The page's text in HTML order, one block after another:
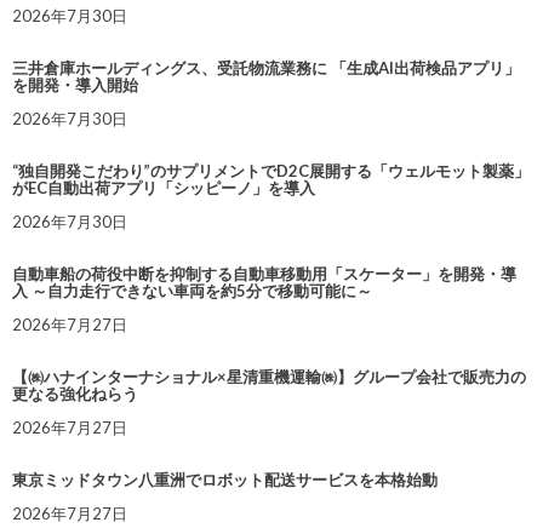
2026年7月30日
三井倉庫ホールディングス、受託物流業務に 「生成AI出荷検品アプリ」
を開発・導入開始
2026年7月30日
“独自開発こだわり”のサプリメントでD2C展開する「ウェルモット製薬」
がEC自動出荷アプリ「シッピーノ」を導入
2026年7月30日
自動車船の荷役中断を抑制する自動車移動用「スケーター」を開発・導
入 ～自力走行できない車両を約5分で移動可能に～
2026年7月27日
【㈱ハナインターナショナル×星清重機運輸㈱】グループ会社で販売力の
更なる強化ねらう
2026年7月27日
東京ミッドタウン八重洲でロボット配送サービスを本格始動
2026年7月27日